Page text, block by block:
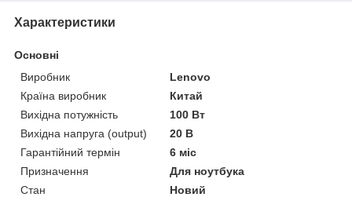
Характеристики
Основні
Виробник
Lenovo
Країна виробник
Китай
Вихідна потужність
100 Вт
Вихідна напруга (output)
20 В
Гарантійний термін
6 міс
Призначення
Для ноутбука
Стан
Новий